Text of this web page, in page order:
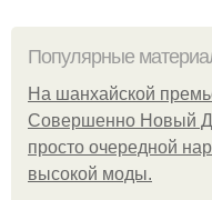
Популярные
На шанхайской
Совершенно Новый
просто очередной
высокой моды.